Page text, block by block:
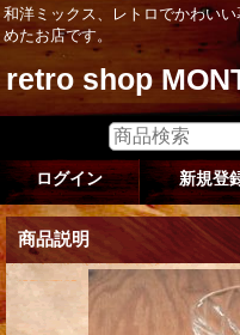
和洋ミックス、レトロでかわい
めたお店です。
retro shop
ログイン 新規登
商品説明